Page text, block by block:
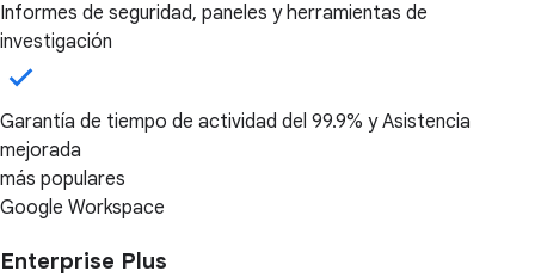
Informes de seguridad, paneles y herramientas de
investigación
Garantía de tiempo de actividad del 99.9% y Asistencia
mejorada
más populares
Google Workspace
Enterprise Plus